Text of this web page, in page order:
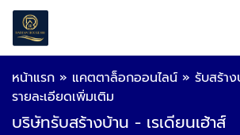
หน้าแรก » แคตตาล็อกออนไลน์ » รับสร้า
รายละเอียดเพิ่มเติม
บริษัทรับสร้างบ้าน - เรเดียนเฮ้าส์